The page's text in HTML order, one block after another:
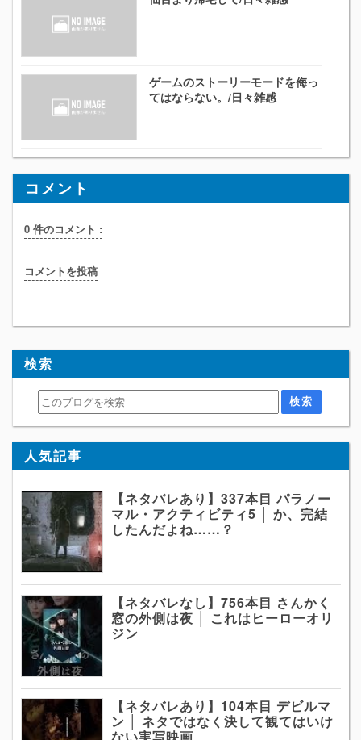
ゲームのストーリーモードを侮っ
てはならない。/日々雑感
コメント
0 件のコメント :
コメントを投稿
検索
人気記事
【ネタバレあり】337本目 パラノー
マル・アクティビティ5 │ か、完結
したんだよね……？
【ネタバレなし】756本目 さんかく
窓の外側は夜 │ これはヒーローオリ
ジン
【ネタバレあり】104本目 デビルマ
ン │ ネタではなく決して観てはいけ